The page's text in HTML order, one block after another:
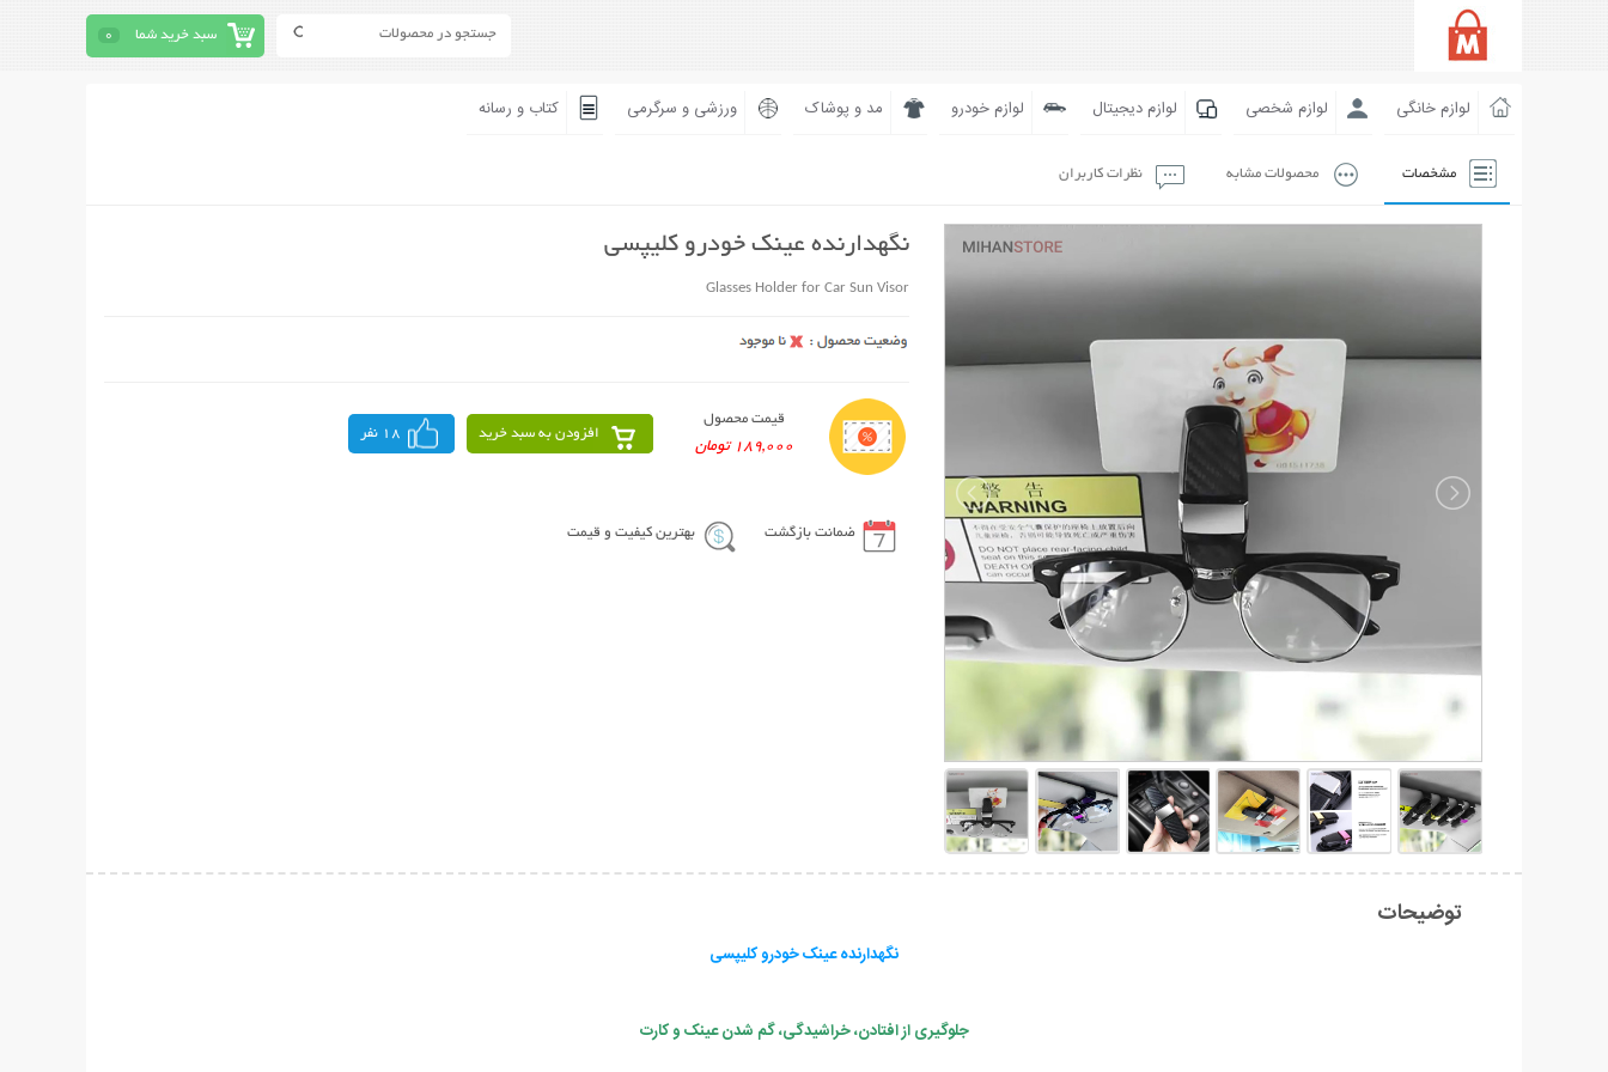
سبد خرید شما 0
لوازم خانگی لوازم شخصی لوازم دیجیتال لوازم خودرو مد و پوشاک ورزشی و سرگرمی کتاب و رسانه
مشخصات محصولات مشابه نظرات کاربران
نگهدارنده عینک خودرو کلیپسی
Glasses Holder for Car Sun Visor
قیمت محصول
189,000 تومان
افزودن به سبد خرید 18 نفر
ضمانت بازگشت بهترین کیفیت و قیمت
توضیحات
نگهدارنده عینک خودرو کلیپسی
جلوگیری از افتادن، خراشیدگی، گم شدن عینک و کارت